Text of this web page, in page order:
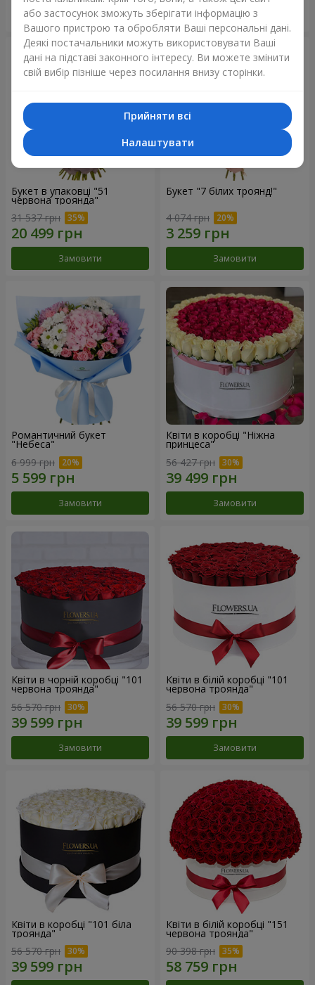
Замовити Замовити
Букет в упаковці "51
червона троянда"
31 537 грн
Замовити
Букет "7 білих троянд!"
4 074 грн
Замовити
Романтичний букет
"Небеса"
6 999 грн
Замовити
Квіти в коробці "Ніжна
принцеса"
56 427 грн
Замовити
Квіти в чорній коробці "101
червона троянда"
56 570 грн
Замовити
Квіти в білій коробці "101
червона троянда"
56 570 грн
Замовити
Квіти в коробці "101 біла
троянда"
56 570 грн
Квіти в білій коробці "151
червона троянда"
90 398 грн
або застосунок зможуть зберігати інформацію з
Вашого пристрою та обробляти Ваші персональні дані.
Деякі постачальники можуть використовувати Ваші
дані на підставі законного інтересу. Ви можете змінити
свій вибір пізніше через посилання внизу сторінки.
Прийняти всі
Налаштувати